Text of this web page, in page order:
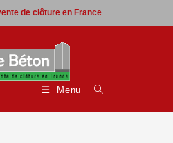
de clôture en France
Menu